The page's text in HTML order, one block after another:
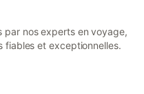
par nos experts en voyage,
fiables et exceptionnelles.